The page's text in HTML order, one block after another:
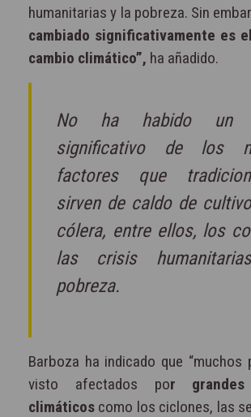
humanitarias y la pobreza. Sin
cambiado significativamente es
cambio climático”, ha añadido.
No ha habido un
significativo de los
factores que
sirven de caldo de
cólera, entre ellos, los
las crisis
pobreza.
Barboza ha indicado que “muchos
visto afectados por grandes
climáticos como los ciclones, las